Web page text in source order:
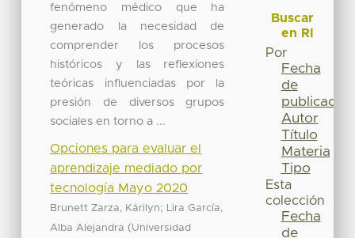
fenómeno médico que ha
generado la necesidad de
comprender los procesos
históricos y las reflexiones
teóricas influenciadas por la
presión de diversos grupos
sociales en torno a ...
Opciones para evaluar el
aprendizaje mediado por
tecnología Mayo 2020
Brunett Zarza, Kárilyn; Lira García,
Alba Alejandra (Universidad
Buscar
en RI
Por
Fecha
de
publicación
Autor
Título
Materia
Tipo
Esta
colección
Fecha
de